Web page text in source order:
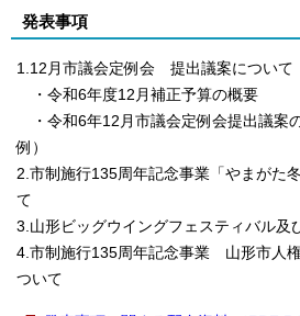
発表事項
1.12月市議会定例会 提出議案について
・令和6年度12月補正予算の概要
・令和6年12月市議会定例会提出議案
例）
2.市制施行135周年記念事業「やまがた
て
3.山形ビッグウイングフェスティバル及
4.市制施行135周年記念事業 山形市人
ついて